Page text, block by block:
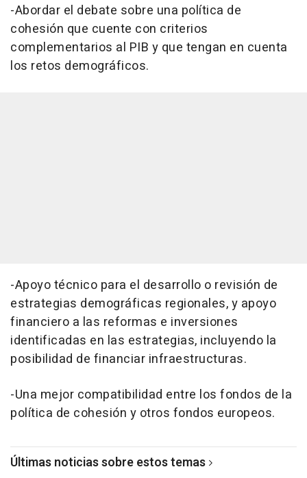
-Abordar el debate sobre una política de
cohesión que cuente con criterios
complementarios al PIB y que tengan en cuenta
los retos demográficos.
-Apoyo técnico para el desarrollo o revisión de
estrategias demográficas regionales, y apoyo
financiero a las reformas e inversiones
identificadas en las estrategias, incluyendo la
posibilidad de financiar infraestructuras.
-Una mejor compatibilidad entre los fondos de la
política de cohesión y otros fondos europeos.
Últimas noticias sobre estos temas